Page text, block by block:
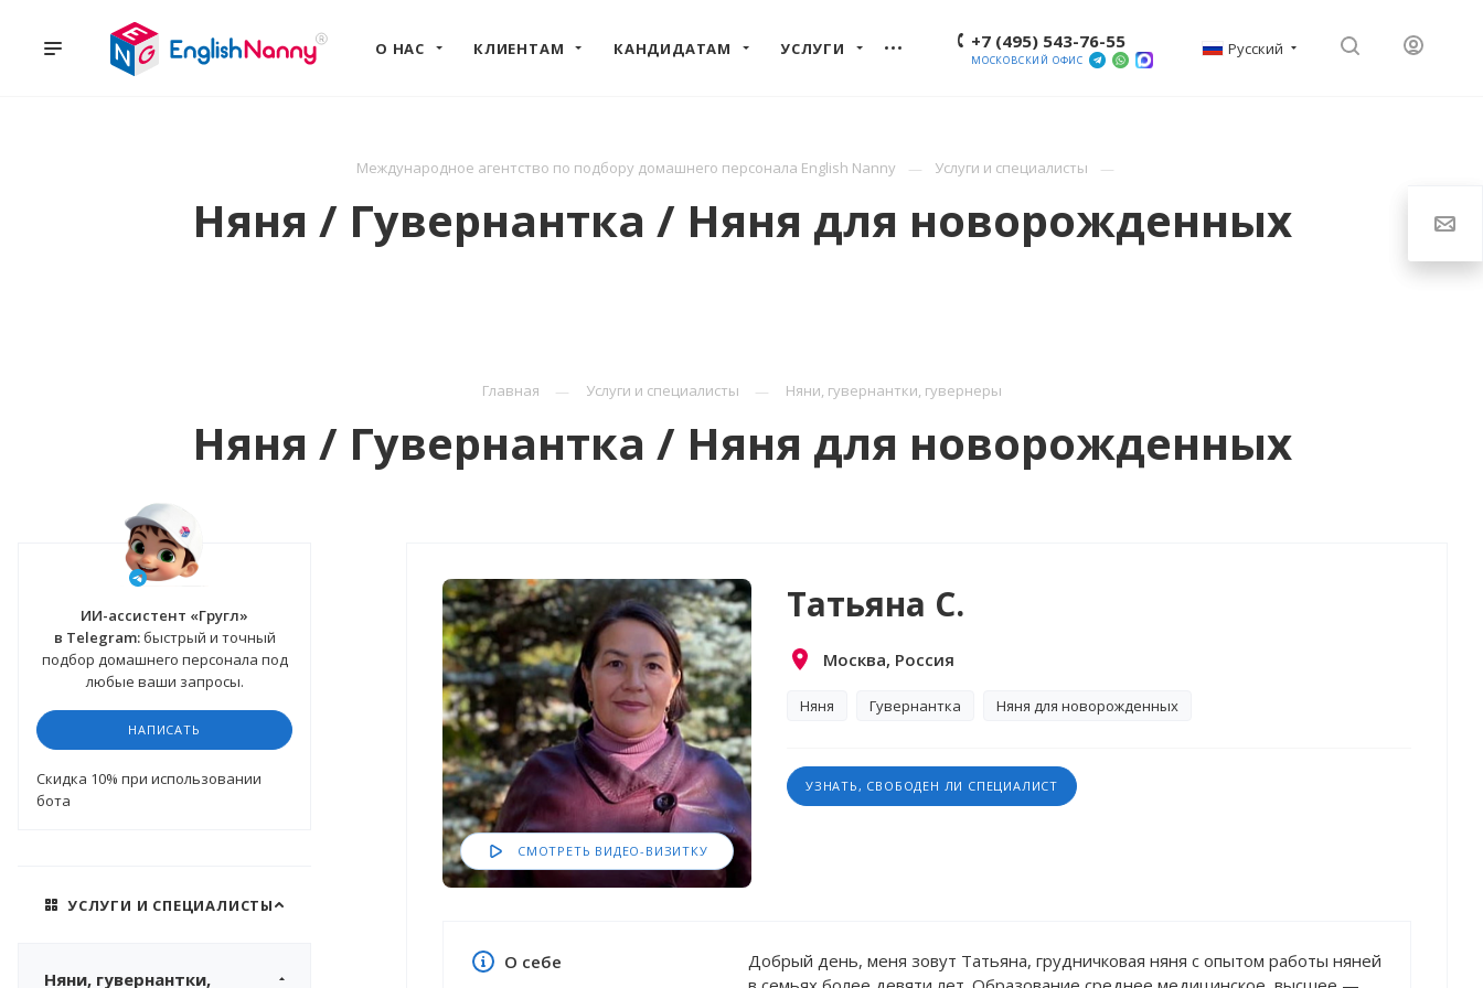
+7 (495) 543-76-55
МОСКОВСКИЙ ОФИС
Русский
О НАС КЛИЕНТАМ КАНДИДАТАМ УСЛУГИ
Международное агентство по подбору домашнего персонала English Nanny Услуги и специалисты
Няня / Гувернантка / Няня для новорожденных
Главная Услуги и специалисты Няни, гувернантки, гувернеры
Няня / Гувернантка / Няня для новорожденных
ИИ-ассистент «Гругл»
в Telegram:быстрый и точный
подбор домашнего персонала под
любые ваши запросы.
НАПИСАТЬ
Cкидка 10% при использовании
бота
УСЛУГИ И СПЕЦИАЛИСТЫ
Няни, гувернантки,
СМОТРЕТЬ ВИДЕО-ВИЗИТКУ
Татьяна С.
Москва, Россия
Няня Гувернантка Няня для новорожденных
УЗНАТЬ, СВОБОДЕН ЛИ СПЕЦИАЛИСТ
О себе
Добрый день, меня зовут Татьяна, грудничковая няня с опытом работы няней